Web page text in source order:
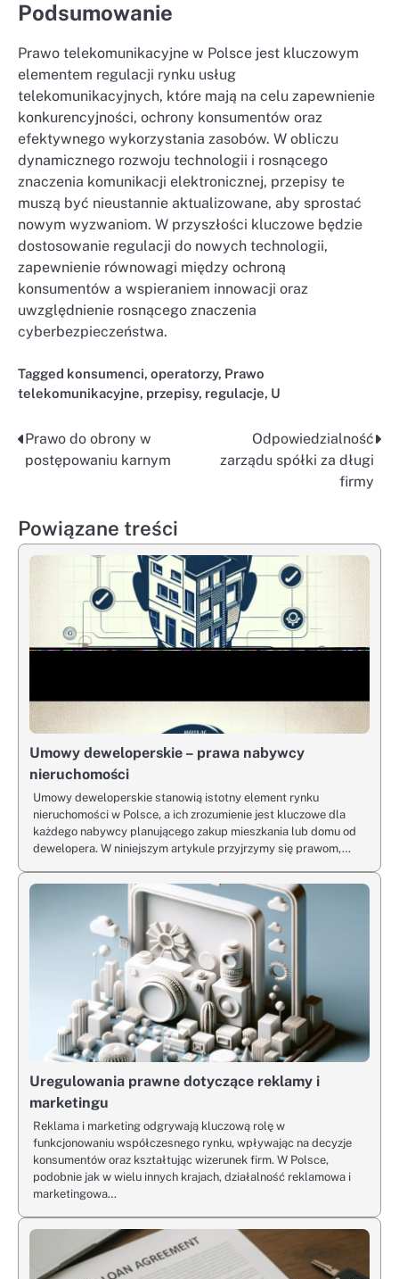
Podsumowanie
Prawo telekomunikacyjne w Polsce jest kluczowym
elementem regulacji rynku usług
telekomunikacyjnych, które mają na celu zapewnienie
konkurencyjności, ochrony konsumentów oraz
efektywnego wykorzystania zasobów. W obliczu
dynamicznego rozwoju technologii i rosnącego
znaczenia komunikacji elektronicznej, przepisy te
muszą być nieustannie aktualizowane, aby sprostać
nowym wyzwaniom. W przyszłości kluczowe będzie
dostosowanie regulacji do nowych technologii,
zapewnienie równowagi między ochroną
konsumentów a wspieraniem innowacji oraz
uwzględnienie rosnącego znaczenia
cyberbezpieczeństwa.
Tagged konsumenci, operatorzy, Prawo
telekomunikacyjne, przepisy, regulacje, U
Nawigacja
wpisu
Prawo do obrony w
postępowaniu karnym
Odpowiedzialność
zarządu spółki za długi
firmy
Powiązane treści
Umowy deweloperskie – prawa nabywcy
nieruchomości
Umowy deweloperskie stanowią istotny element rynku
nieruchomości w Polsce, a ich zrozumienie jest kluczowe dla
każdego nabywcy planującego zakup mieszkania lub domu od
dewelopera. W niniejszym artykule przyjrzymy się prawom,…
Uregulowania prawne dotyczące reklamy i
marketingu
Reklama i marketing odgrywają kluczową rolę w
funkcjonowaniu współczesnego rynku, wpływając na decyzje
konsumentów oraz kształtując wizerunek firm. W Polsce,
podobnie jak w wielu innych krajach, działalność reklamowa i
marketingowa…